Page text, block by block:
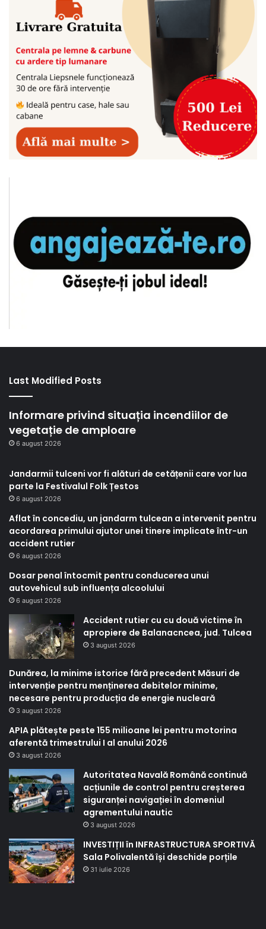
Last Modified Posts
Informare privind situația incendiilor de
vegetație de amploare
6 august 2026
Jandarmii tulceni vor fi alături de cetățenii care vor lua
parte la Festivalul Folk Țestos
6 august 2026
Aflat în concediu, un jandarm tulcean a intervenit pentru
acordarea primului ajutor unei tinere implicate într-un
accident rutier
6 august 2026
Dosar penal întocmit pentru conducerea unui
autovehicul sub influența alcoolului
6 august 2026
Accident rutier cu cu două victime în
apropiere de Balanacncea, jud. Tulcea
3 august 2026
Dunărea, la minime istorice fără precedent Măsuri de
intervenție pentru menținerea debitelor minime,
necesare pentru producția de energie nucleară
3 august 2026
APIA plătește peste 155 milioane lei pentru motorina
aferentă trimestrului I al anului 2026
3 august 2026
Autoritatea Navală Română continuă
acțiunile de control pentru creșterea
siguranței navigației în domeniul
agrementului nautic
3 august 2026
INVESTIȚII în INFRASTRUCTURA SPORTIVĂ
Sala Polivalentă își deschide porțile
31 iulie 2026